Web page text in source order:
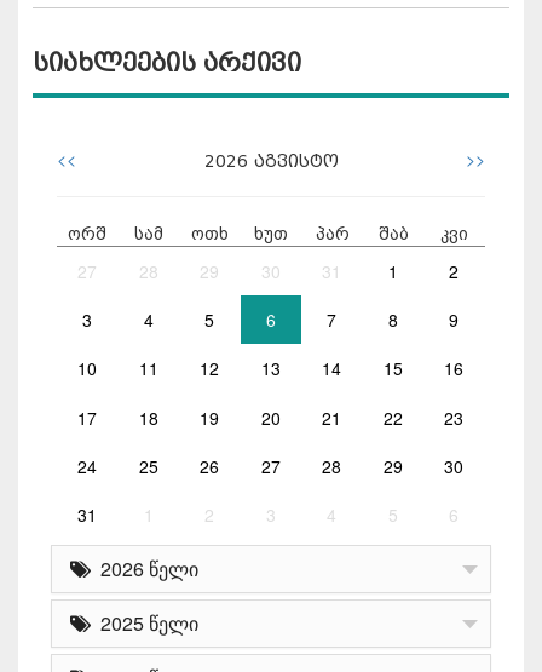
სიახლეების არქივი
<< 2026 აგვისტო >>
ორშ სამ ოთხ ხუთ პარ შაბ კვი
27 28 29 30 31 1 2
3 4 5 6 7 8 9
10 11 12 13 14 15 16
17 18 19 20 21 22 23
24 25 26 27 28 29 30
31 1 2 3 4 5 6
2026 წელი
2025 წელი